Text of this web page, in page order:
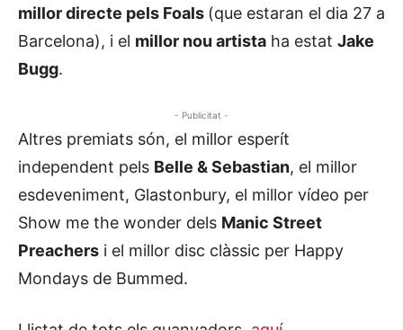
millor directe pels Foals (que estaran el dia 27 a
Barcelona), i el millor nou artista ha estat Jake
Bugg.
- Publicitat -
Altres premiats són, el millor esperít
independent pels Belle & Sebastian, el millor
esdeveniment, Glastonbury, el millor vídeo per
Show me the wonder dels Manic Street
Preachers i el millor disc clàssic per Happy
Mondays de Bummed.